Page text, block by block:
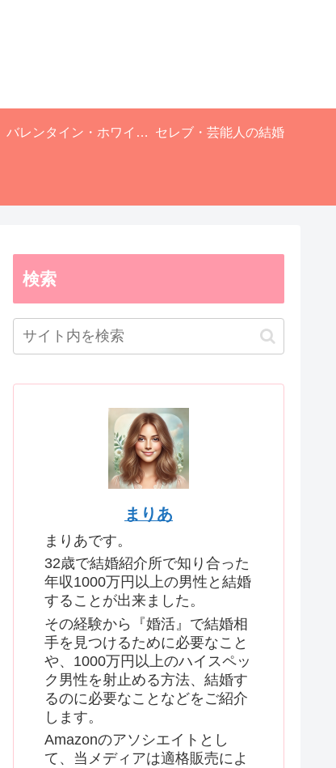
バレンタイン・ホワイトデー セレブ・芸能人の結婚
検索
まりあ
まりあです。
32歳で結婚紹介所で知り合った
年収1000万円以上の男性と結婚
することが出来ました。
その経験から『婚活』で結婚相
手を見つけるために必要なこと
や、1000万円以上のハイスペッ
ク男性を射止める方法、結婚す
るのに必要なことなどをご紹介
します。
Amazonのアソシエイトとし
て、当メディアは適格販売によ